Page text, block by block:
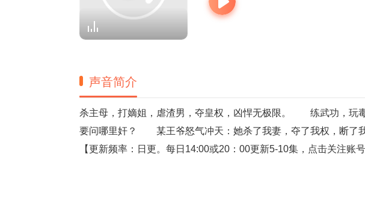
声音简介
杀主母，打嫡姐，虐渣男，夺皇权，凶悍无极限。　　练武功，玩
要问哪里奸？　　某王爷怒气冲天：她杀了我妻，夺了我权，断了
【更新频率：日更。每日14:00或20：00更新5-10集，点击关注账